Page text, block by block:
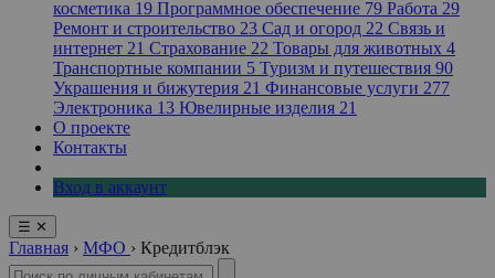
косметика 19 Программное обеспечение 79 Работа 29
Ремонт и строительство 23 Сад и огород 22 Связь и
интернет 21 Страхование 22 Товары для животных 4
Транспортные компании 5 Туризм и путешествия 90
Украшения и бижутерия 21 Финансовые услуги 277
Электроника 13 Ювелирные изделия 21
О проекте
Контакты
Вход в аккаунт
☰ ✕
Главная › МФО › Кредитблэк